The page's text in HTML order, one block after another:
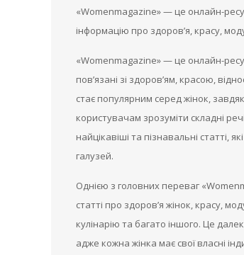
«Womenmagazine» — це онлайн-
інформацію про здоров’я, красу,
«Womenmagazine» — це онлайн-
пов’язані зі здоров’ям, красою,
стає популярним серед жінок,
користувачам зрозуміти складні
найцікавіші та пізнавальні статті,
галузей.
Однією з головних переваг
статті про здоров’я жінок, красу,
кулінарію та багато іншого. Це
адже кожна жінка має свої власні